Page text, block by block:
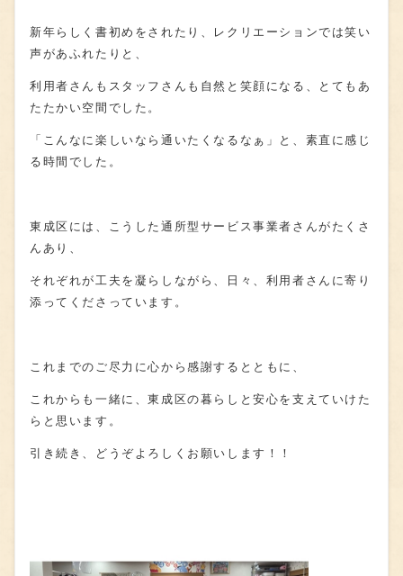
新年らしく書初めをされたり、レクリエーションでは笑い
声があふれたりと、
利用者さんもスタッフさんも自然と笑顔になる、とてもあ
たたかい空間でした。
「こんなに楽しいなら通いたくなるなぁ」と、素直に感じ
る時間でした。
東成区には、こうした通所型サービス事業者さんがたくさ
んあり、
それぞれが工夫を凝らしながら、日々、利用者さんに寄り
添ってくださっています。
これまでのご尽力に心から感謝するとともに、
これからも一緒に、東成区の暮らしと安心を支えていけた
らと思います。
引き続き、どうぞよろしくお願いします！！